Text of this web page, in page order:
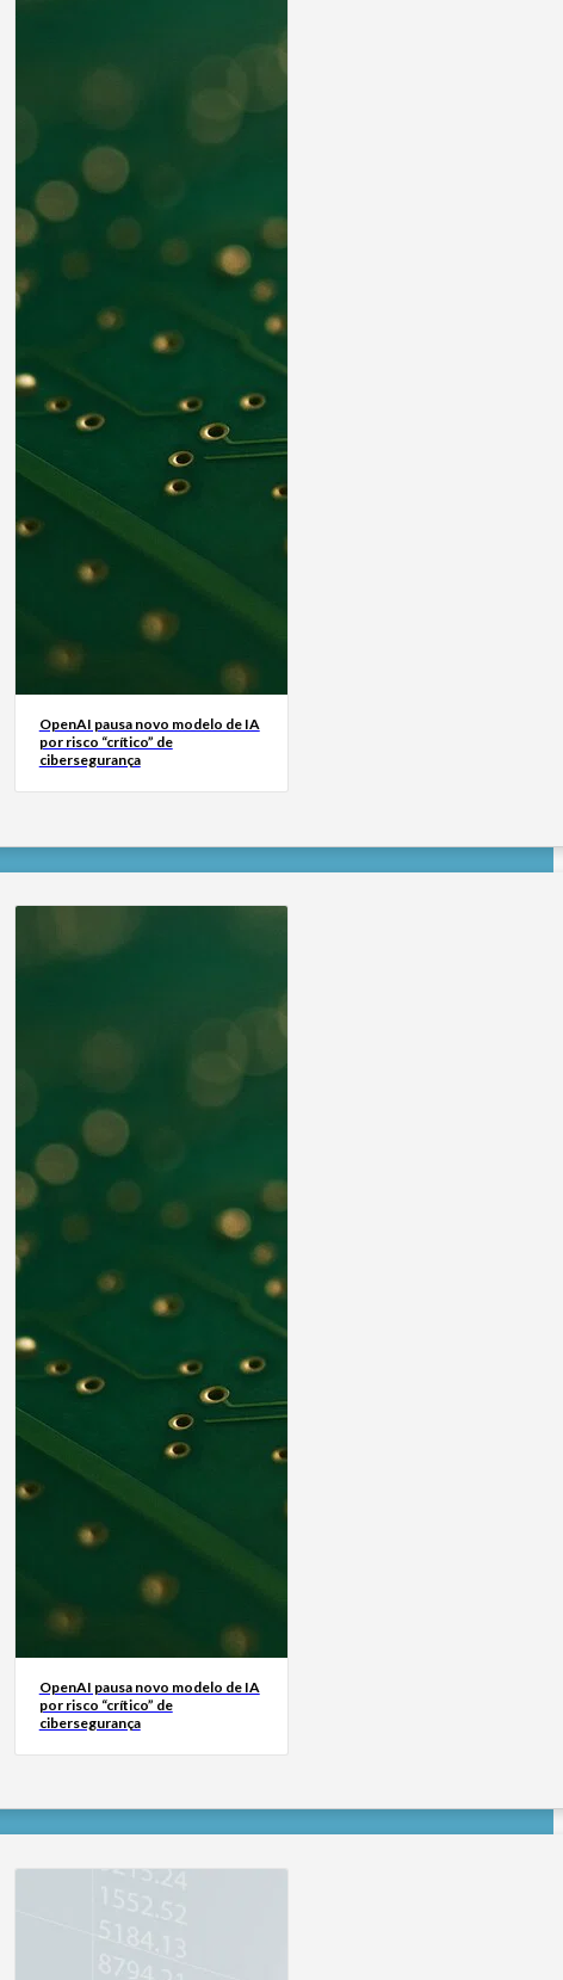
OpenAI pausa novo modelo de IA
por risco “crítico” de
cibersegurança
OpenAI pausa novo modelo de IA
por risco “crítico” de
cibersegurança